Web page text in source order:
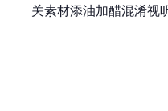
关素材添油加醋混淆视